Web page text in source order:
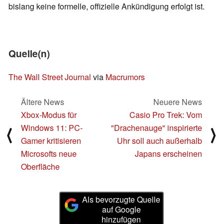
bislang keine formelle, offizielle Ankündigung erfolgt ist.
Quelle(n)
The Wall Street Journal via Macrumors
⟨
Ältere News
Xbox-Modus für
Windows 11: PC-
Gamer kritisieren
Microsofts neue
Oberfläche
Neuere News
Casio Pro Trek: Vom
"Drachenauge" inspirierte
Uhr soll auch außerhalb
Japans erscheinen
⟩
Als bevorzugte Quelle
auf Google
hinzufügen